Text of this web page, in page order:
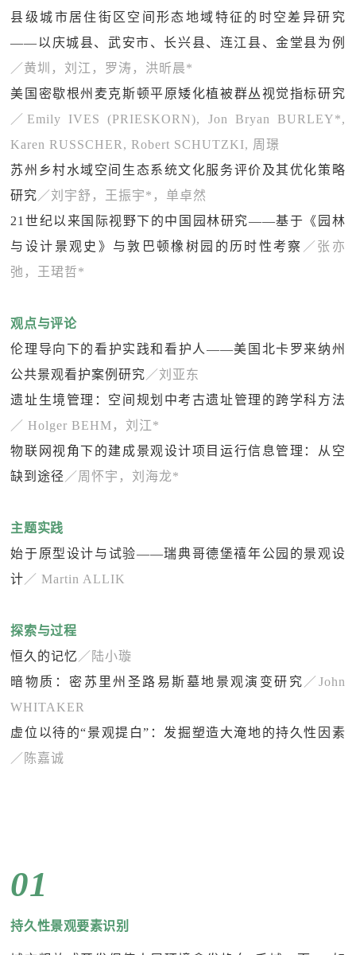
县级城市居住街区空间形态地域特征的时空差异研究
——以庆城县、武安市、长兴县、连江县、金堂县为例
／黄圳，刘江，罗涛，洪昕晨*
美国密歇根州麦克斯顿平原矮化植被群丛视觉指标研究
／Emily IVES (PRIESKORN), Jon Bryan BURLEY*,
Karen RUSSCHER, Robert SCHUTZKI, 周璟
苏州乡村水域空间生态系统文化服务评价及其优化策略
研究 ／刘宇舒，王振宇*，单卓然
21世纪以来国际视野下的中国园林研究——基于《园林
与设计景观史》与敦巴顿橡树园的历时性考察 ／张亦
弛，王珺哲*
观点与评论
伦理导向下的看护实践和看护人——美国北卡罗来纳州
公共景观看护案例研究 ／刘亚东
遗址生境管理：空间规划中考古遗址管理的跨学科方法
／ Holger BEHM，刘江*
物联网视角下的建成景观设计项目运行信息管理：从空
缺到途径 ／周怀宇，刘海龙*
主题实践
始于原型设计与试验——瑞典哥德堡禧年公园的景观设
计 ／ Martin ALLIK
探索与过程
恒久的记忆 ／陆小璇
暗物质：密苏里州圣路易斯墓地景观演变研究 ／John
WHITAKER
虚位以待的“景观提白”：发掘塑造大淹地的持久性因素
／陈嘉诚
01
持久性景观要素识别